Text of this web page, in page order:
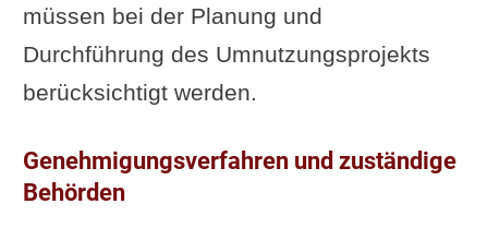
müssen bei der Planung und
Durchführung des Umnutzungsprojekts
berücksichtigt werden.
Genehmigungsverfahren und zuständige
Behörden